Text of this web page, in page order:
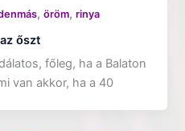
,öröm,rinya
őszt
főleg, ha a Balaton
van akkor, ha a 40